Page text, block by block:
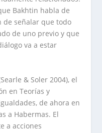
Bakhtin habla de
de señalar que todo
de uno previo y que
va a estar
& Soler 2004), el
en Teorías y
de ahora en
a Habermas. El
a acciones